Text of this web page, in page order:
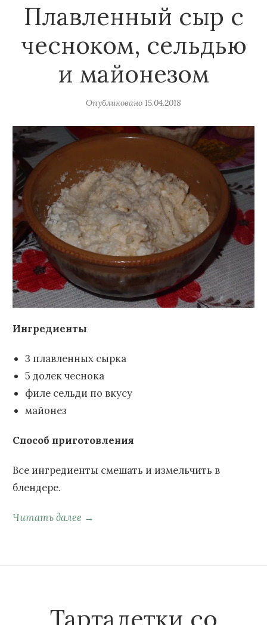
Плавленный сыр с
чесноком, сельдью
и майонезом
Опубликовано 15.04.2018
Ингредиенты
3 плавленных сырка
5 долек чеснока
филе сельди по вкусу
майонез
Способ приготовления
Все ингредиенты смешать и измельчить в
блендере.
Читать далее →